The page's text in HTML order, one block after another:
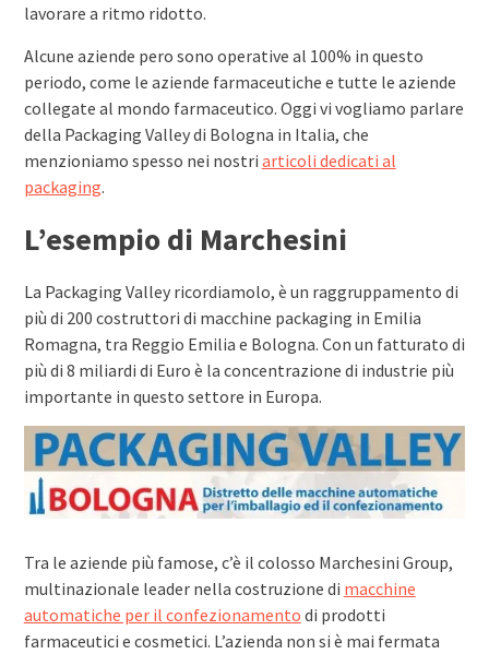
lavorare a ritmo ridotto.
Alcune aziende pero sono operative al 100% in questo
periodo, come le aziende farmaceutiche e tutte le aziende
collegate al mondo farmaceutico. Oggi vi vogliamo parlare
della Packaging Valley di Bologna in Italia, che
menzioniamo spesso nei nostri articoli dedicati al
packaging.
L’esempio di Marchesini
La Packaging Valley ricordiamolo, è un raggruppamento di
più di 200 costruttori di macchine packaging in Emilia
Romagna, tra Reggio Emilia e Bologna. Con un fatturato di
più di 8 miliardi di Euro è la concentrazione di industrie più
importante in questo settore in Europa.
Tra le aziende più famose, c’è il colosso Marchesini Group,
multinazionale leader nella costruzione di macchine
automatiche per il confezionamento di prodotti
farmaceutici e cosmetici. L’azienda non si è mai fermata